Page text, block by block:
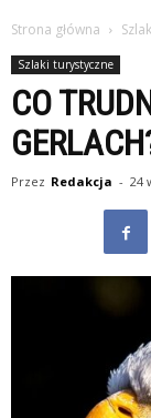
Strona główna
Szlaki turystyczne
CO
Przez Redakcja - 24